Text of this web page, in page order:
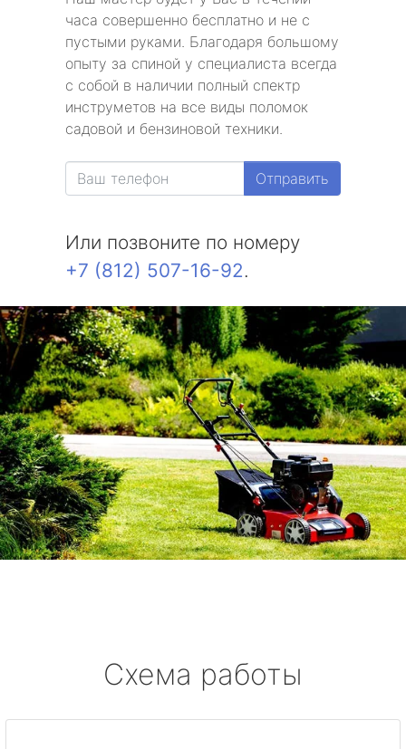
часа совершенно бесплатно и не с
пустыми руками. Благодаря большому
опыту за спиной у специалиста всегда
с собой в наличии полный спектр
инструметов на все виды поломок
садовой и бензиновой техники.
Отправить
Или позвоните по номеру
+7 (812) 507-16-92.
Схема работы